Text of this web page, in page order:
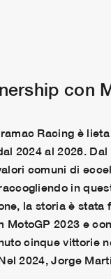
con
Racing è
2024 al 2026.
comuni di
in
la storia è
2023 e
cinque vittorie
2024, Jorge